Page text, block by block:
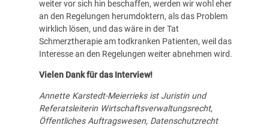
weiter vor sich hin beschaffen, werden wir wohl eher
an den Regelungen herumdoktern, als das Problem
wirklich lösen, und das wäre in der Tat
Schmerztherapie am todkranken Patienten, weil das
Interesse an den Regelungen weiter abnehmen wird.
Vielen Dank für das Interview!
Annette Karstedt-Meierrieks ist Juristin und
Referatsleiterin Wirtschaftsverwaltungsrecht,
Öffentliches Auftragswesen, Datenschutzrecht